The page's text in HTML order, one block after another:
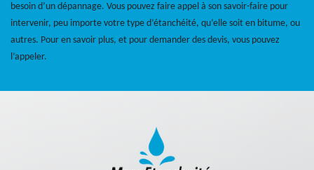
besoin d’un dépannage. Vous pouvez faire appel à son savoir-faire pour
intervenir, peu importe votre type d’étanchéité, qu’elle soit en bitume, ou
autres. Pour en savoir plus, et pour demander des devis, vous pouvez
l’appeler.